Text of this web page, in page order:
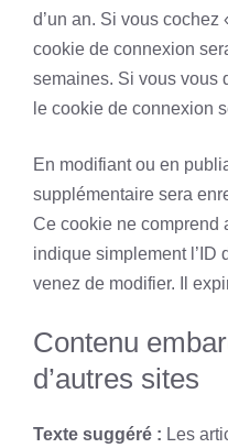
d’un an. Si vous
cookie de connexion
semaines. Si vous vous
le cookie de connexion
En modifiant ou en
supplémentaire sera
Ce cookie ne comprend
indique simplement l’ID
venez de modifier. Il
Contenu
d’autres sites
Texte suggéré : Les